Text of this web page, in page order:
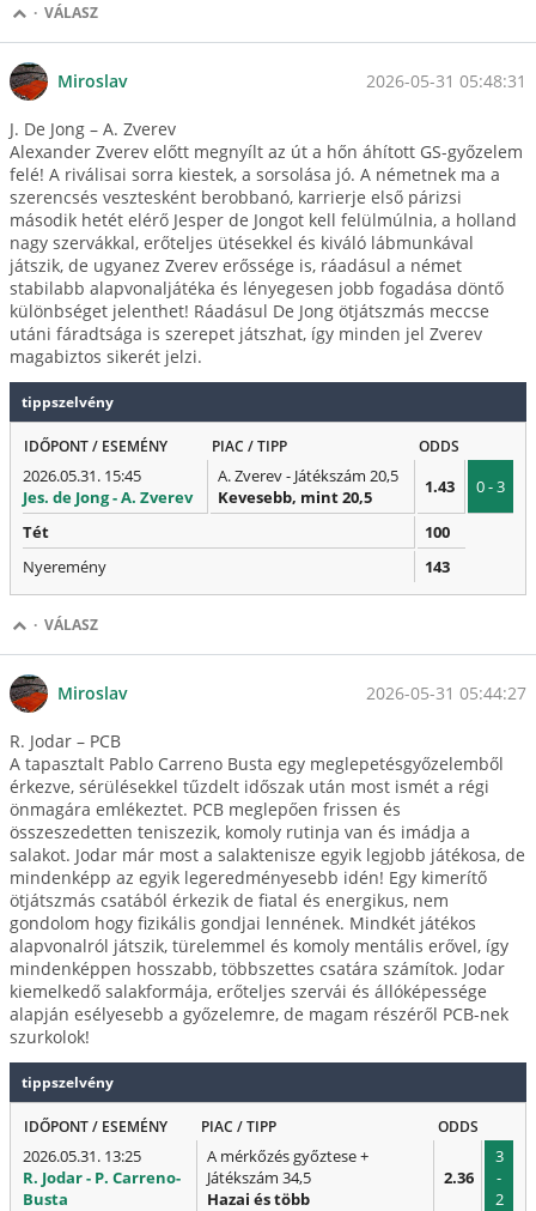
· VÁLASZ
Miroslav 2026-05-31 05:48:31
J. De Jong – A. Zverev
Alexander Zverev előtt megnyílt az út a hőn áhított GS-győzelem
felé! A riválisai sorra kiestek, a sorsolása jó. A németnek ma a
szerencsés vesztesként berobbanó, karrierje első párizsi
második hetét elérő Jesper de Jongot kell felülmúlnia, a holland
nagy szervákkal, erőteljes ütésekkel és kiváló lábmunkával
játszik, de ugyanez Zverev erőssége is, ráadásul a német
stabilabb alapvonaljátéka és lényegesen jobb fogadása döntő
különbséget jelenthet! Ráadásul De Jong ötjátszmás meccse
utáni fáradtsága is szerepet játszhat, így minden jel Zverev
magabiztos sikerét jelzi.
tippszelvény
IDŐPONT / ESEMÉNY PIAC / TIPP ODDS
2026.05.31. 15:45
Jes. de Jong - A. Zverev
A. Zverev - Játékszám 20,5
Kevesebb, mint 20,5
1.43 0 - 3
Tét
100
Nyeremény
143
· VÁLASZ
Miroslav 2026-05-31 05:44:27
R. Jodar – PCB
A tapasztalt Pablo Carreno Busta egy meglepetésgyőzelemből
érkezve, sérülésekkel tűzdelt időszak után most ismét a régi
önmagára emlékeztet. PCB meglepően frissen és
összeszedetten teniszezik, komoly rutinja van és imádja a
salakot. Jodar már most a salaktenisze egyik legjobb játékosa, de
mindenképp az egyik legeredményesebb idén! Egy kimerítő
ötjátszmás csatából érkezik de fiatal és energikus, nem
gondolom hogy fizikális gondjai lennének. Mindkét játékos
alapvonalról játszik, türelemmel és komoly mentális erővel, így
mindenképpen hosszabb, többszettes csatára számítok. Jodar
kiemelkedő salakformája, erőteljes szervái és állóképessége
alapján esélyesebb a győzelemre, de magam részéről PCB-nek
szurkolok!
tippszelvény
IDŐPONT / ESEMÉNY PIAC / TIPP ODDS
2026.05.31. 13:25
R. Jodar - P. Carreno-
Busta
A mérkőzés győztese +
Játékszám 34,5
Hazai és több
2.36
3
-
2